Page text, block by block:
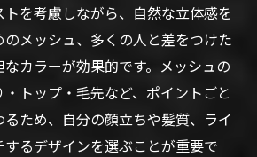
シュで健康的に遊び心を楽しむ
ライトの違いを徹底解説
シュとハイライトの特徴を比較
シュとハイライトの違いを知る
を考慮しながら、自然な立体感を
メッシュ、多くの人と差をつけた
カラーが効果的です。メッシュの
トップ・毛先など、ポイントごと
ため、自分の顔立ちや髪質、ライ
るデザインを選ぶことが重要で